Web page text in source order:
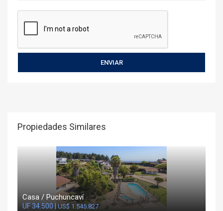
Propiedades Similares
Casa / Puchuncaví
UF 34.500 | US$ 1.545.827